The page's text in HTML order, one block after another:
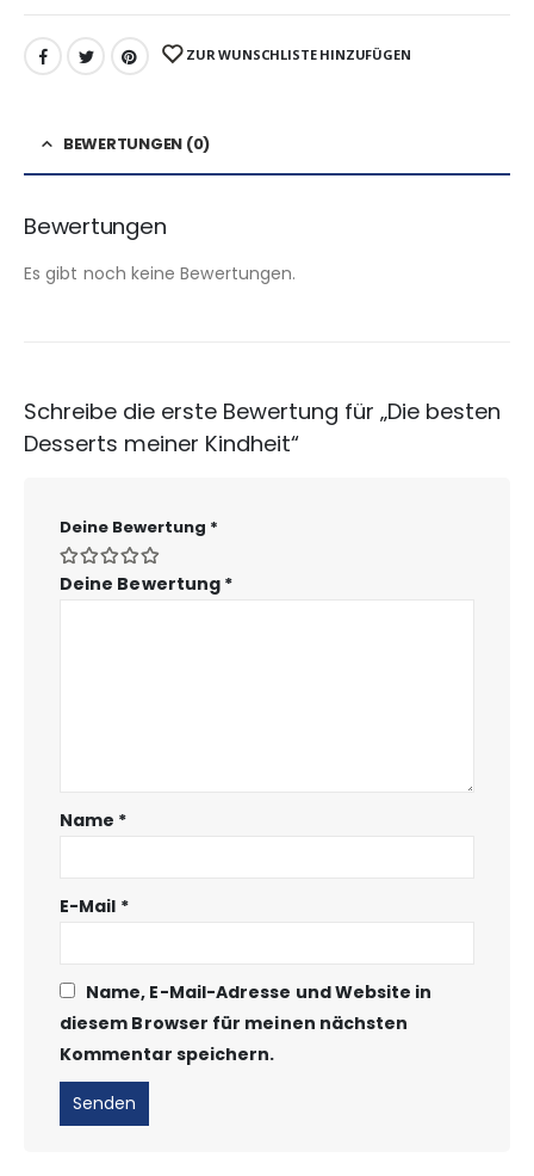
ZUR WUNSCHLISTE HINZUFÜGEN
BEWERTUNGEN (0)
Bewertungen
Es gibt noch keine Bewertungen.
Schreibe die erste Bewertung für „Die besten
Desserts meiner Kindheit“
Deine Bewertung *
Deine Bewertung *
Name *
E-Mail *
Name, E-Mail-Adresse und Website in
diesem Browser für meinen nächsten
Kommentar speichern.